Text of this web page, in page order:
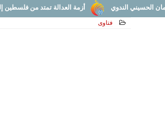
أزمة العدالة تمتد من فلسطين إلى الملاعب
فتاوى